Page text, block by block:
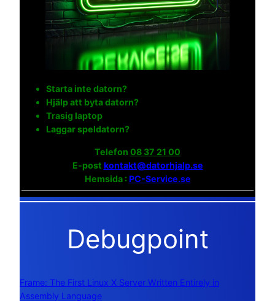
Starta inte datorn?
Hjälp att byta datorn?
Trasig laptop
Laggar speldatorn?
Telefon 08 37 21 00
E-post kontakt@datorhjalp.se
Hemsida :PC-Service.se
Debugpoint
Frame: The First Linux X Server Written Entirely in
Assembly Language